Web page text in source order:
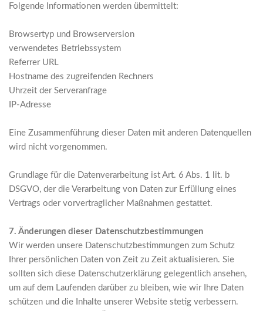
Folgende Informationen werden übermittelt:
Browsertyp und Browserversion
verwendetes Betriebssystem
Referrer URL
Hostname des zugreifenden Rechners
Uhrzeit der Serveranfrage
IP-Adresse
Eine Zusammenführung dieser Daten mit anderen Datenquellen
wird nicht vorgenommen.
Grundlage für die Datenverarbeitung ist Art. 6 Abs. 1 lit. b
DSGVO, der die Verarbeitung von Daten zur Erfüllung eines
Vertrags oder vorvertraglicher Maßnahmen gestattet.
7. Änderungen dieser Datenschutzbestimmungen
Wir werden unsere Datenschutzbestimmungen zum Schutz
Ihrer persönlichen Daten von Zeit zu Zeit aktualisieren. Sie
sollten sich diese Datenschutzerklärung gelegentlich ansehen,
um auf dem Laufenden darüber zu bleiben, wie wir Ihre Daten
schützen und die Inhalte unserer Website stetig verbessern.